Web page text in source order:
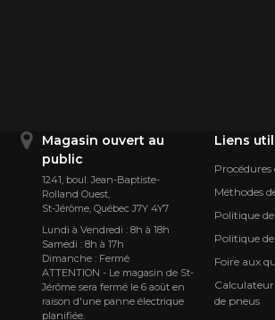
Magasin ouvert au
public
1241, boul. Jean-Baptiste-
Rolland Ouest,
St⁠-⁠Jérôme, Québec J7Y 4Y7
Lundi à Vendredi : 8h à 18h
Samedi : 8h à 17h
Dimanche : Fermé
ATTENTION - Le magasin de St-
Jérôme sera fermé le 6 août en
raison d'une panne électrique
planifiée.
Liens
Méthodes
Politique
Politique
Foire aux
de pneus